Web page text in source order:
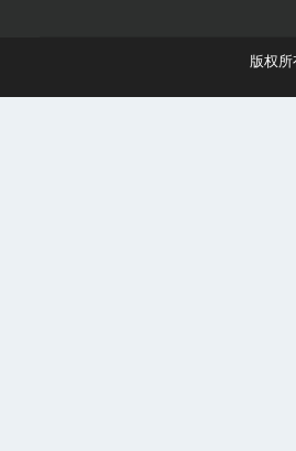
版权